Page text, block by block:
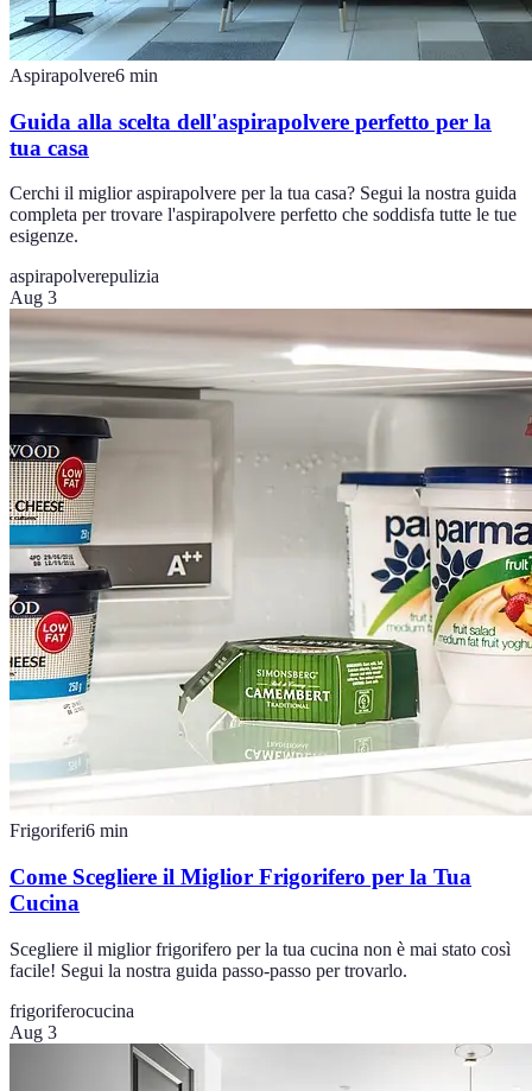
Aspirapolvere6 min
Guida alla scelta dell'aspirapolvere perfetto per la
tua casa
Cerchi il miglior aspirapolvere per la tua casa? Segui la nostra guida
completa per trovare l'aspirapolvere perfetto che soddisfa tutte le tue
esigenze.
aspirapolverepulizia
Aug 3
Frigoriferi6 min
Come Scegliere il Miglior Frigorifero per la Tua
Cucina
Scegliere il miglior frigorifero per la tua cucina non è mai stato così
facile! Segui la nostra guida passo-passo per trovarlo.
frigoriferocucina
Aug 3